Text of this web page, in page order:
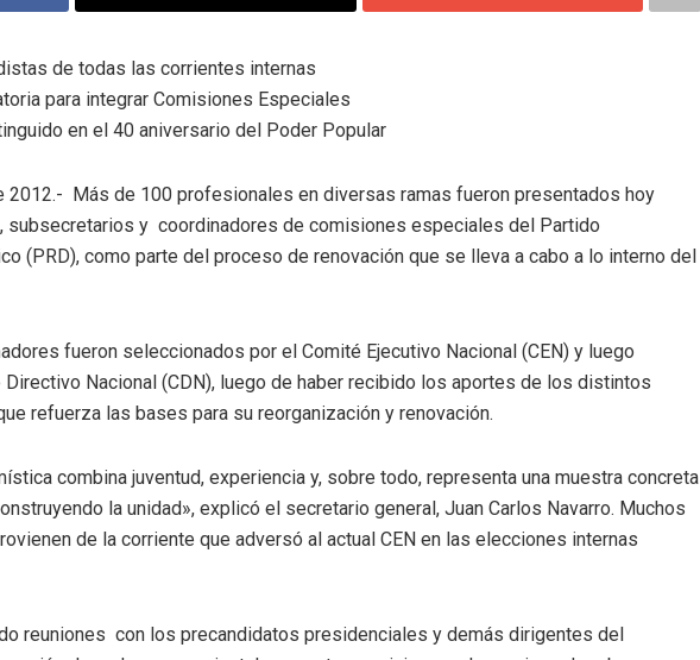
de todas las corrientes internas
para integrar Comisiones Especiales
en el 40 aniversario del Poder Popular
2012.- Más de 100 profesionales en diversas ramas fueron presentados hoy
subsecretarios y coordinadores de comisiones especiales del Partido
(PRD), como parte del proceso de renovación que se lleva a cabo a lo interno del
fueron seleccionados por el Comité Ejecutivo Nacional (CEN) y luego
Nacional (CDN), luego de haber recibido los aportes de los distintos
refuerza las bases para su reorganización y renovación.
combina juventud, experiencia y, sobre todo, representa una muestra concreta
la unidad», explicó el secretario general, Juan Carlos Navarro. Muchos
de la corriente que adversó al actual CEN en las elecciones internas
reuniones con los precandidatos presidenciales y demás dirigentes del